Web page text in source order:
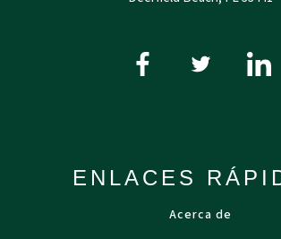
ENLACES
Acerca de